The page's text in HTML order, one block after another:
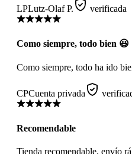
LPLutz-Olaf P. verificada
Como siempre, todo bien 😃
Como siempre, todo ha ido
CPCuenta privada
Recomendable
Tienda recomendable, envío